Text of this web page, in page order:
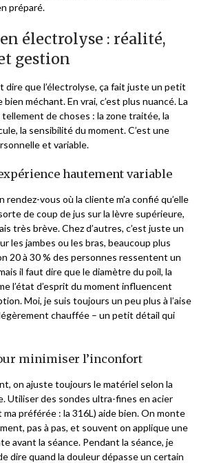
préparé.
électrolyse : réalité,
gestion
dire que l’électrolyse, ça fait juste un petit
méchant. En vrai, c’est plus nuancé. La
de choses : la zone traitée, la
la sensibilité du moment. C’est une
et variable.
hautement variable
rendez-vous où la cliente m’a confié qu’elle
de coup de jus sur la lèvre supérieure,
très brève. Chez d’autres, c’est juste un
les jambes ou les bras, beaucoup plus
20 à 30 % des personnes ressentent un
il faut dire que le diamètre du poil, la
l’état d’esprit du moment influencent
Moi, je suis toujours un peu plus à l’aise
chauffée – un petit détail qui
minimiser l’inconfort
on ajuste toujours le matériel selon la
Utiliser des sondes ultra-fines en acier
ma préférée : la 316L) aide bien. On monte
pas à pas, et souvent on applique une
avant la séance. Pendant la séance, je
dire quand la douleur dépasse un certain